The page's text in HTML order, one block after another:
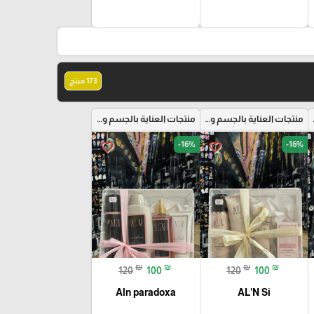
173 منتج
منتجات العناية بالجسم والبشرة
favorite_border -16%
120 ₪ 100 ₪
AL’N Si
منتجات العناية بالجسم والبشرة
favorite_border -16%
120 ₪ 100 ₪
Aln paradoxa